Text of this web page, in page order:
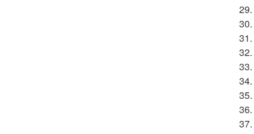
29.
30.
31.
32.
33.
34.
35.
36.
37.